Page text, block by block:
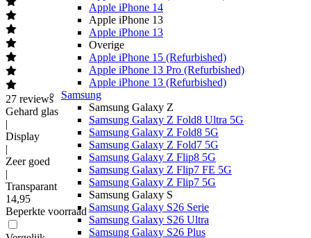
Apple iPhone 14
Apple iPhone 13
Apple iPhone 13
Overige
Apple iPhone 15 (Refurbished)
Apple iPhone 13 Pro (Refurbished)
Apple iPhone 13 (Refurbished)
Samsung
Samsung Galaxy Z
Samsung Galaxy Z Fold8 Ultra 5G
Samsung Galaxy Z Fold8 5G
Samsung Galaxy Z Fold7 5G
Samsung Galaxy Z Flip8 5G
Samsung Galaxy Z Flip7 FE 5G
Samsung Galaxy Z Flip7 5G
Samsung Galaxy S
Samsung Galaxy S26 Serie
Samsung Galaxy S26 Ultra
Samsung Galaxy S26 Plus
27 reviews
Gehard glas
|
Display
|
Zeer goed
|
Transparant
14,95
Beperkte voorraad